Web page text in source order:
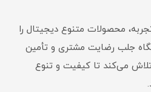
محصولات متنوع دیجیتال را
جلب رضایت مشتری و تأمین
می‌کند تا کیفیت و تنوع